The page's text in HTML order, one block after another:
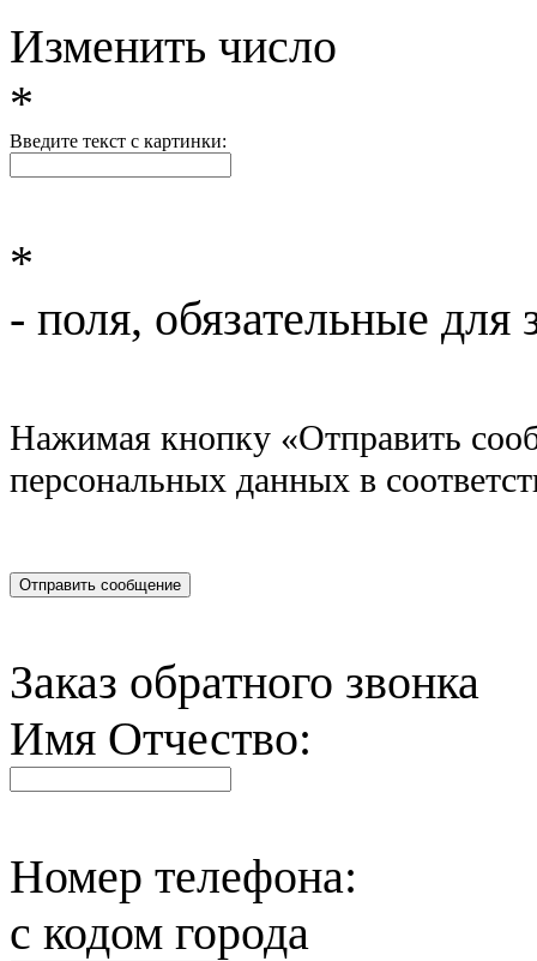
Изменить число
*
Введите текст с картинки:
*
- поля, обязательные для
Нажимая кнопку «Отправить
персональных данных в
Отправить сообщение
Заказ обратного звонка
Имя Отчество:
Номер телефона:
с кодом города